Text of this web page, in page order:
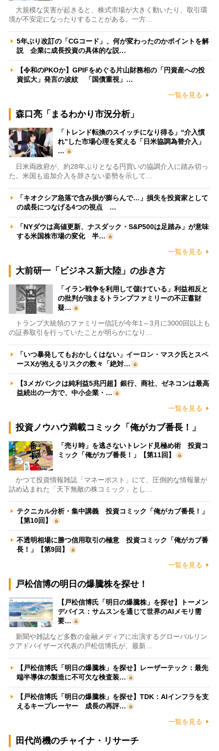
大規模な災害が起きると、株式市場が大きく動いたり、取引環
境が不安定になったりすることがある。一方…
5年ぶり改訂の「CGコード」、何が変わったのかポイントを解
説 企業に成長投資の具体的な説…
【令和のPKOか】GPIFをめぐる片山財務相の「円資産への投
資拡大」発言の波紋 「国債重視」…
一覧を見る
森口亮「まるわかり市況分析」
「トレンド転換のスイッチになり得る」“介入慣
れ”した市場心理を変える「日米協調為替介入」
…
日米両政府が、約28年ぶりとなる円買いの協調介入に踏み切っ
た。米国も追加介入を辞さない姿勢を示して…
「キオクシア急落で含み損が膨らんで…」損失を投資家として
の成長につなげる4つの視点 …
「NYダウは高値更新、ナスダック・S&P500は足踏み」が意味
する米国株市場の変化 半…
一覧を見る
大前研一「ビジネス新大陸」の歩き方
「イラン戦争を利用して儲けている」利益相反と
の批判が強まるトランプファミリーの不正蓄財
疑…
トランプ大統領のファミリー信託が今年1～3月に3000回以上も
の証券取引を行っていたことが明らかになり…
「いつ暴発してもおかしくはない」イーロン・マスク氏とスペ
ースXが抱えるリスクの数々「絶対…
【3メガバンクは純利益5兆円超】銀行、商社、ゼネコンは最高
益続出の一方で、中小企業・…
一覧を見る
投資ノウハウ満載コミック「俺がカブ番長！」
「売り時」を逃さないトレンド見極め術 投資コ
ミック「俺がカブ番長！」【第11回】
かつて投資情報雑誌「マネーポスト」にて、圧倒的な情報量が
詰め込まれた「天下無敵の株コミック」とし…
テクニカル分析・集中講義 投資コミック「俺がカブ番長！」
【第10回】
不透明相場に勝つ信用取引の極意 投資コミック「俺がカブ番
長！」【第9回】
一覧を見る
戸松信博の明日の爆騰株を探せ！
【戸松信博氏「明日の爆騰株」を探せ】トーメン
デバイス：サムスンを通じて世界のAIメモリ需
要…
新聞や雑誌など多数の金融メディアに出演するグローバルリン
クアドバイザーズ代表の戸松信博氏が、最新…
【戸松信博氏「明日の爆騰株」を探せ】レーザーテック：最先
端半導体の製造に不可欠な検査装…
【戸松信博氏「明日の爆騰株」を探せ】TDK：AIインフラを支
えるキープレーヤー 成長の再評…
一覧を見る
田代尚機のチャイナ・リサーチ